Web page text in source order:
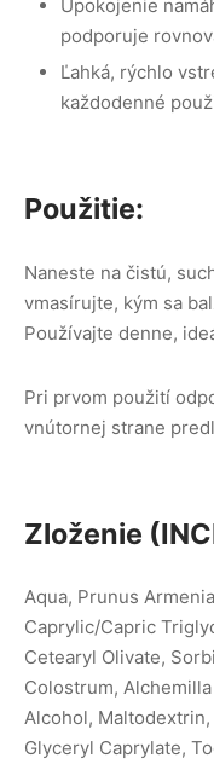
Upokojenie
podporuje
Ľahká, rýchlo
každodenné
Použitie:
Naneste na čistú,
vmasírujte, kým sa
Používajte denne,
Pri prvom použití
vnútornej strane
Zloženie
Aqua, Prunus
Caprylic/Capric
Cetearyl Olivate,
Colostrum,
Alcohol,
Glyceryl Caprylate,